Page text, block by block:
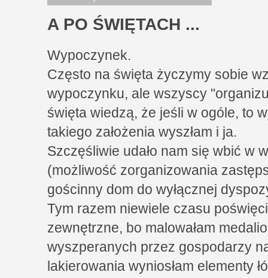
A PO ŚWIĘTACH ...
Wypoczynek.
Często na święta życzymy sobie
wypoczynku, ale wszyscy
święta wiedzą, że jeśli w ogóle, to
takiego założenia wyszłam i ja.
Szczęśliwie udało nam się wbić w
(możliwość zorganizowania
gościnny dom do wyłącznej
Tym razem niewiele czasu
zewnętrzne, bo malowałam
wyszperanych przez gospodarzy
lakierowania wyniosłam elementy